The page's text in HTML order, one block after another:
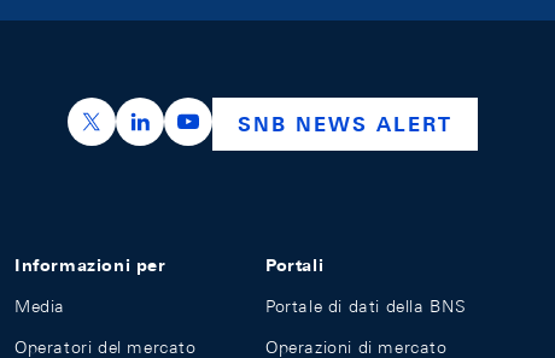
https://x.com/snb_bns
https://ch.linkedin.com/company/swiss-
https://www.youtube.com/
SNB NEWS ALERT
Informazioni per
Media
Operatori del mercato
Portali
Portale di dati della BNS
Operazioni di mercato